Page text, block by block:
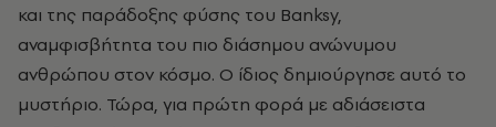
και της παράδοξης φύσης του Banksy,
αναμφισβήτητα του πιο διάσημου ανώνυμου
ανθρώπου στον κόσμο. Ο ίδιος δημιούργησε αυτό το
μυστήριο. Τώρα, για πρώτη φορά με αδιάσειστα